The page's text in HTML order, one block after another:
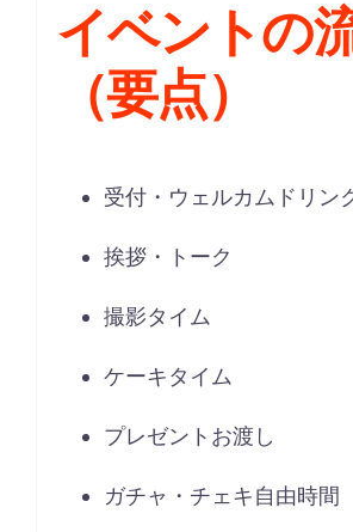
イベントの
（要点）
受付・ウェルカムドリン
挨拶・トーク
撮影タイム
ケーキタイム
プレゼントお渡し
ガチャ・チェキ自由時間